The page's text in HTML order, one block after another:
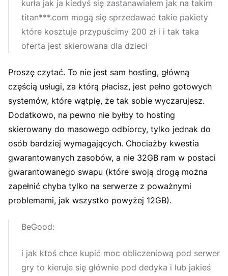
kurła jak ja kiedyś się zastanawiałem jak na takim
titan***.com mogą się sprzedawać takie pakiety
które kosztuje przypuścimy 200 zł i i tak taka
oferta jest skierowana dla dzieci
Proszę czytać. To nie jest sam hosting, główną
częścią usługi, za którą płacisz, jest pełno gotowych
systemów, które wątpię, że tak sobie wyczarujesz.
Dodatkowo, na pewno nie byłby to hosting
skierowany do masowego odbiorcy, tylko jednak do
osób bardziej wymagających. Chociażby kwestia
gwarantowanych zasobów, a nie 32GB ram w postaci
gwarantowanego swapu (które swoją drogą można
zapełnić chyba tylko na serwerze z poważnymi
problemami, jak wszystko powyżej 12GB).
BeGood:
i jak ktoś chce kupić moc obliczeniową pod serwer
gry to kieruje się głównie pod dedyka i lub jakieś